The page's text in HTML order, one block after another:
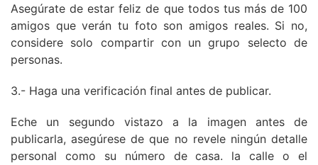
Asegúrate de estar feliz de que todos tus más de 100
amigos que verán tu foto son amigos reales. Si no,
considere solo compartir con un grupo selecto de
personas.
3.- Haga una verificación final antes de publicar.
Eche un segundo vistazo a la imagen antes de
publicarla, asegúrese de que no revele ningún detalle
personal como su número de casa. la calle o el